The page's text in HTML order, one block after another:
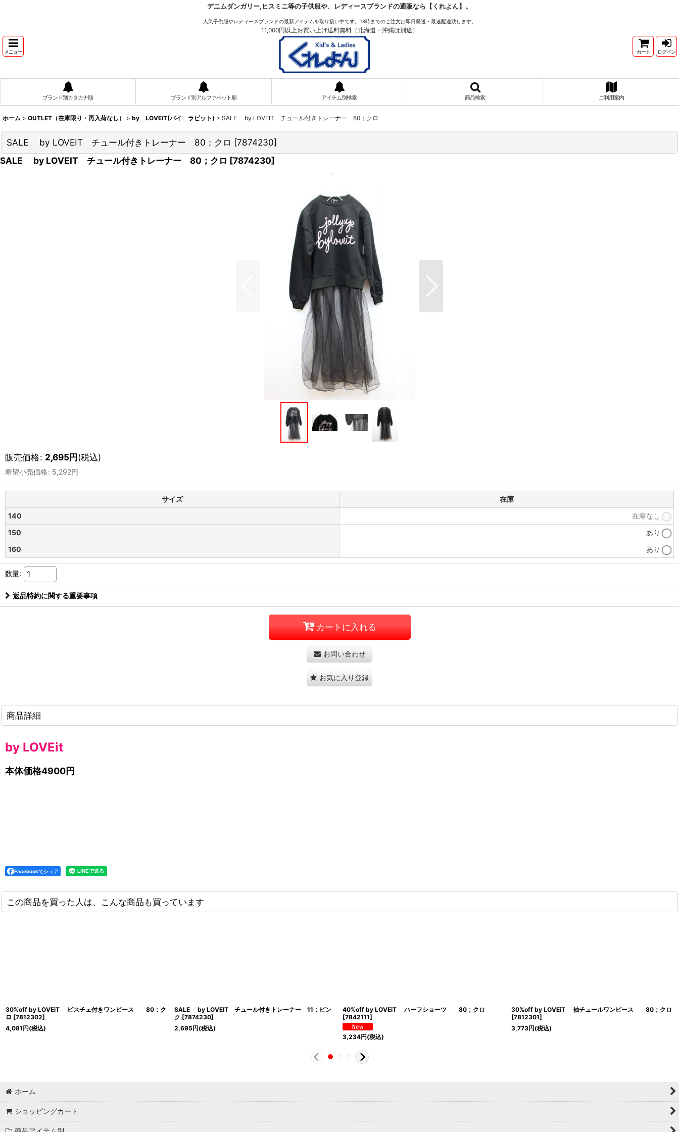
デニムダンガリー,ヒスミニ等の子供服や、レディースブランドの通販なら【くれよん】。
人気子供服やレディースブランドの最新アイテムを取り扱い中です。18時までのご注文は即日発送・最速配達致します。
11,000円以上お買い上げ送料無料（北海道・沖縄は別途）
メニュー カート ログイン
ブランド別カタカナ順 ブランド別アルファベット順 アイテム別検索 商品検索 ご利用案内
ホーム > OUTLET（在庫限り・再入荷なし） > by LOVEiT(バイ ラビット) > SALE by LOVEIT チュール付きトレーナー 80；クロ
SALE by LOVEIT チュール付きトレーナー 80；クロ [7874230]
SALE by LOVEIT チュール付きトレーナー 80；クロ [7874230]
販売価格: 2,695円(税込)
希望小売価格: 5,292円
サイズ
在庫
140
在庫なし
150
あり
160
あり
数量:
返品特約に関する重要事項
カートに入れる
お問い合わせ
お気に入り登録
商品詳細
by LOVEit
本体価格4900円
Facebookでシェア
この商品を買った人は、こんな商品も買っています
30%off by LOVEiT ビスチェ付きワンピース 80；ク
ロ [7812302]
4,081円(税込)
SALE by LOVEIT チュール付きトレーナー 11；ピン
ク [7874230]
2,695円(税込)
40%off by LOVEiT ハーフショーツ 80；クロ
[7842111]
3,234円(税込)
30%off by LOVEiT 袖チュールワンピース 80；クロ
[7812301]
3,773円(税込)
ホーム
ショッピングカート